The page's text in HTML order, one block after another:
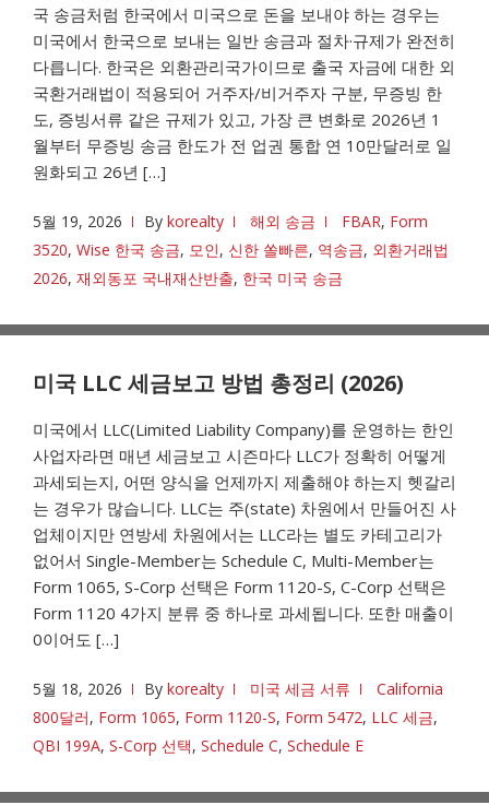
국 송금처럼 한국에서 미국으로 돈을 보내야 하는 경우는
미국에서 한국으로 보내는 일반 송금과 절차·규제가 완전히
다릅니다. 한국은 외환관리국가이므로 출국 자금에 대한 외
국환거래법이 적용되어 거주자/비거주자 구분, 무증빙 한
도, 증빙서류 같은 규제가 있고, 가장 큰 변화로 2026년 1
월부터 무증빙 송금 한도가 전 업권 통합 연 10만달러로 일
원화되고 26년 […]
5월 19, 2026 By korealty 해외 송금 FBAR, Form
3520, Wise 한국 송금, 모인, 신한 쏠빠른, 역송금, 외환거래법
2026, 재외동포 국내재산반출, 한국 미국 송금
미국 LLC 세금보고 방법 총정리 (2026)
미국에서 LLC(Limited Liability Company)를 운영하는 한인
사업자라면 매년 세금보고 시즌마다 LLC가 정확히 어떻게
과세되는지, 어떤 양식을 언제까지 제출해야 하는지 헷갈리
는 경우가 많습니다. LLC는 주(state) 차원에서 만들어진 사
업체이지만 연방세 차원에서는 LLC라는 별도 카테고리가
없어서 Single-Member는 Schedule C, Multi-Member는
Form 1065, S-Corp 선택은 Form 1120-S, C-Corp 선택은
Form 1120 4가지 분류 중 하나로 과세됩니다. 또한 매출이
0이어도 […]
5월 18, 2026 By korealty 미국 세금 서류
California
800달러, Form 1065, Form 1120-S, Form 5472, LLC 세금,
QBI 199A, S-Corp 선택, Schedule C, Schedule E